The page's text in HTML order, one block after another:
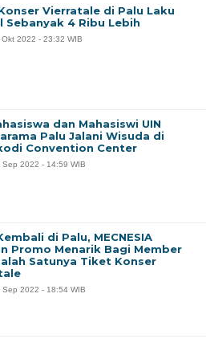
Vierratale di Palu Laku
Sebanyak 4 Ribu Lebih
2022 - 23:32 WIB
dan Mahasiswi UIN
Palu Jalani Wisuda di
Convention Center
Sep 2022 - 14:59 WIB
di Palu, MECNESIA
Promo Menarik Bagi Member
Satunya Tiket Konser
2022 - 18:54 WIB